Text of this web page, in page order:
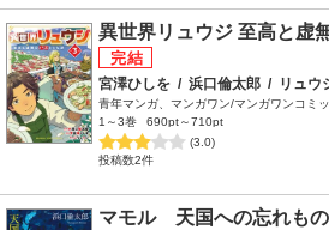
異世界リュウジ 至高と虚
宮澤ひしを / 浜口倫太郎 / リュウ
青年マンガ、マンガワン/マンガワンコミ
1～3巻
690pt～710pt
(3.0)
投稿数2件
マモル 天国への忘れもの